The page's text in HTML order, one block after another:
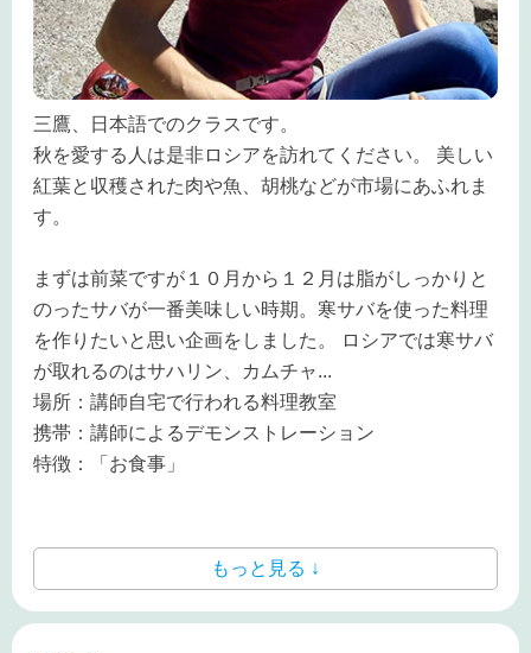
三鷹、日本語でのクラスです。
秋を愛する人は是非ロシアを訪れてください。 美しい
紅葉と収穫された肉や魚、胡桃などが市場にあふれま
す。
まずは前菜ですが１０月から１２月は脂がしっかりと
のったサバが一番美味しい時期。寒サバを使った料理
を作りたいと思い企画をしました。 ロシアでは寒サバ
が取れるのはサハリン、カムチャ...
場所：講師自宅で行われる料理教室
携帯：講師によるデモンストレーション
特徴：「お食事」
もっと見る ↓